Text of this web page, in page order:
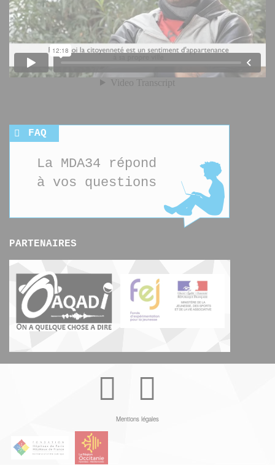
FAQ
La MDA34 répond
à vos questions
PARTENAIRES
Youtube
Mentions légales